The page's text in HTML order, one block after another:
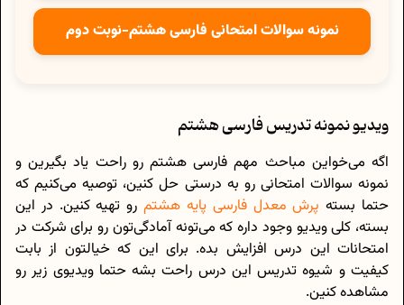
نمونه سوالات امتحانی فارسی هشتم-نوبت دوم
ویدیو نمونه تدریس فارسی هشتم
اگه می‌خواین مباحث مهم فارسی هشتم رو راحت یاد بگیرین و
نمونه سوالات امتحانی رو به درستی حل کنین، توصیه می‌کنیم که
حتما بسته پرش معدل فارسی پایه هشتمرو تهیه کنین. در این
بسته، کلی ویدیو وجود داره که می‌تونه آمادگی‌تون رو برای شرکت در
امتحانات این درس افزایش بده. برای این که خیالتون از بابت
کیفیت و شیوه تدریس این درس راحت بشه حتما ویدیوی زیر رو
مشاهده کنین.